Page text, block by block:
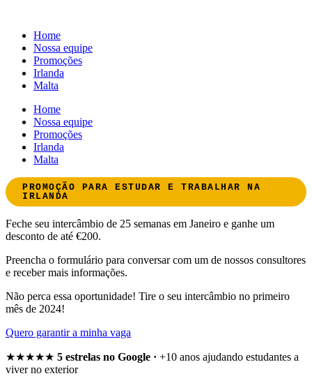
contentHome
Nossa equipe
Promoções
Irlanda
Malta
Home
Nossa equipe
Promoções
Irlanda
Malta
PROMOÇÃO PARA ESTUDAR E TRABALHAR NA
IRLANDA
Feche seu intercâmbio de 25 semanas em Janeiro e ganhe um
desconto de até €200.
Preencha o formulário para conversar com um de nossos consultores
e receber mais informações.
Não perca essa oportunidade! Tire o seu intercâmbio no primeiro
mês de 2024!
Quero garantir a minha vaga
★★★★★ 5 estrelas no Google · +10 anos ajudando estudantes a
viver no exterior